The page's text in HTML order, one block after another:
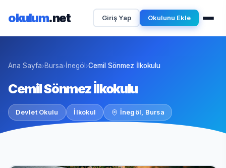
okulum.net Giriş Yap Okulunu Ekle
Ana Sayfa› Bursa›İnegöl ›Cemil Sönmez İlkokulu
Cemil Sönmez İlkokulu
Devlet Okulu İlkokul İnegöl, Bursa